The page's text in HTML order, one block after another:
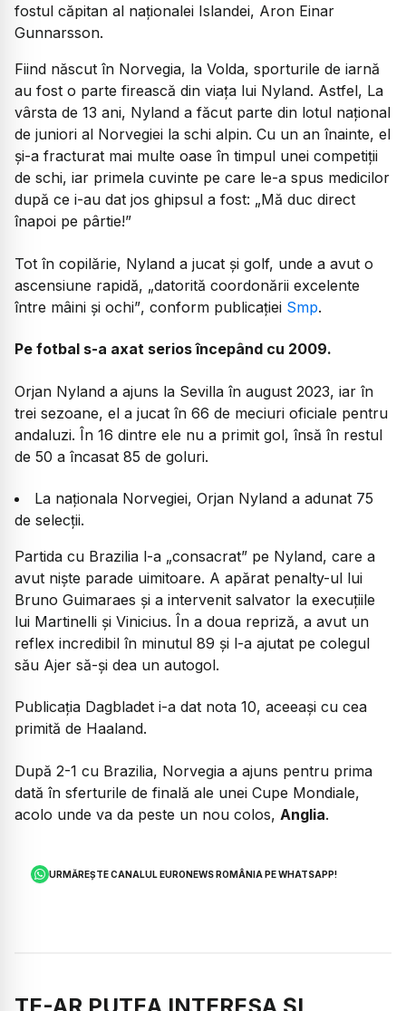
fostul căpitan al naționalei Islandei, Aron Einar
Gunnarsson.
Fiind născut în Norvegia, la Volda, sporturile de iarnă
au fost o parte firească din viața lui Nyland. Astfel, ​La
vârsta de 13 ani, Nyland a făcut parte din lotul național
de juniori al Norvegiei la schi alpin. Cu un an înainte, el
și-a fracturat mai multe oase în timpul unei competiții
de schi, iar primela cuvinte pe care le-a spus medicilor
după ce i-au dat jos ghipsul a fost: „Mă duc direct
înapoi pe pârtie!”
Tot în copilărie, Nyland a jucat și golf, unde a avut o
ascensiune rapidă, „datorită coordonării excelente
între mâini și ochi”, conform publicației Smp.
Pe fotbal s-a axat serios începând cu 2009.
Orjan Nyland a ajuns la Sevilla în august 2023, iar în
trei sezoane, el a jucat în 66 de meciuri oficiale pentru
andaluzi. În 16 dintre ele nu a primit gol, însă în restul
de 50 a încasat 85 de goluri.
La naționala Norvegiei, Orjan Nyland a adunat 75
de selecții.
Partida cu Brazilia l-a „consacrat” pe Nyland, care a
avut niște parade uimitoare. A apărat penalty-ul lui
Bruno Guimaraes și a intervenit salvator la execuțiile
lui Martinelli și Vinicius. În a doua repriză, a avut un
reflex incredibil în minutul 89 și l-a ajutat pe colegul
său Ajer să-și dea un autogol.
Publicația Dagbladet i-a dat nota 10, aceeași cu cea
primită de Haaland.
După 2-1 cu Brazilia, Norvegia a ajuns pentru prima
dată în sferturile de finală ale unei Cupe Mondiale,
acolo unde va da peste un nou colos, Anglia.
URMĂREȘTE CANALUL EURONEWS ROMÂNIA PE WHATSAPP!